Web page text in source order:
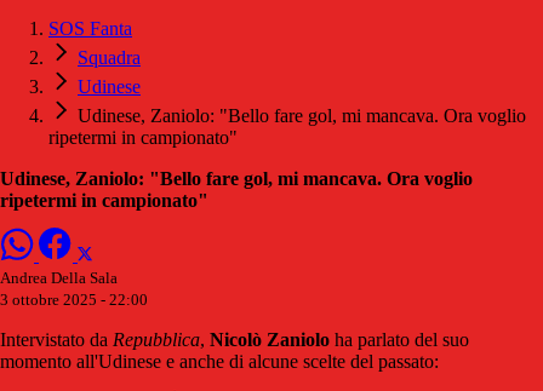
SOS Fanta
Squadra
Udinese
Udinese, Zaniolo: "Bello fare gol, mi mancava. Ora voglio
ripetermi in campionato"
Udinese, Zaniolo: "Bello fare gol, mi mancava. Ora voglio
ripetermi in campionato"
Andrea Della Sala
3 ottobre 2025 - 22:00
Intervistato da Repubblica, Nicolò Zaniolo ha parlato del suo
momento all'Udinese e anche di alcune scelte del passato: